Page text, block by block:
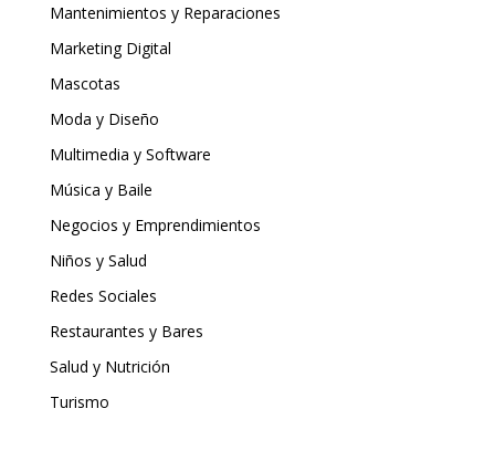
Mantenimientos y Reparaciones
Marketing Digital
Mascotas
Moda y Diseño
Multimedia y Software
Música y Baile
Negocios y Emprendimientos
Niños y Salud
Redes Sociales
Restaurantes y Bares
Salud y Nutrición
Turismo